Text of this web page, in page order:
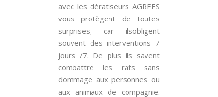
avec les dératiseurs AGREES
vous protègent de toutes
surprises, car ilsobligent
souvent des interventions 7
jours /7. De plus ils savent
combattre les rats sans
dommage aux personnes ou
aux animaux de compagnie.